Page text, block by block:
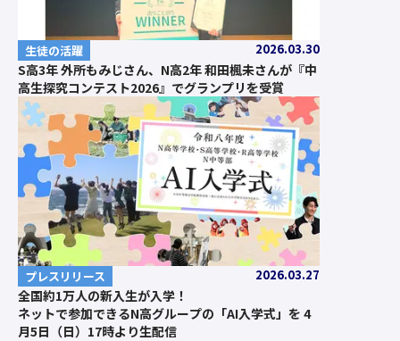
生徒の活躍 2026.03.30
S高3年 外所もみじさん、N高2年 和田楓未さんが『中
高生探究コンテスト2026』でグランプリを受賞
プレスリリース 2026.03.27
全国約1万人の新入生が入学！
ネットで参加できるN高グループの「AI入学式」を 4
月5日（日）17時より生配信